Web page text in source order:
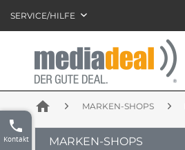
SERVICE/HILFE
phone
Kontakt
home MARKEN-SHOPS
MARKEN-SHOPS